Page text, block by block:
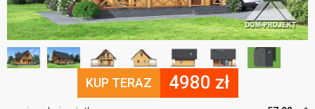
KUP TERAZ 4980 zł